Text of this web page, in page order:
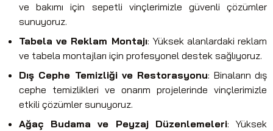
ve bakımı için sepetli vinçlerimizle güvenli çözümler
sunuyoruz.
Tabela ve Reklam Montajı: Yüksek alanlardaki reklam
ve tabela montajları için profesyonel destek sağlıyoruz.
Dış Cephe Temizliği ve Restorasyonu: Binaların dış
cephe temizlikleri ve onarım projelerinde vinçlerimizle
etkili çözümler sunuyoruz.
Ağaç Budama ve Peyzaj Düzenlemeleri: Yüksek